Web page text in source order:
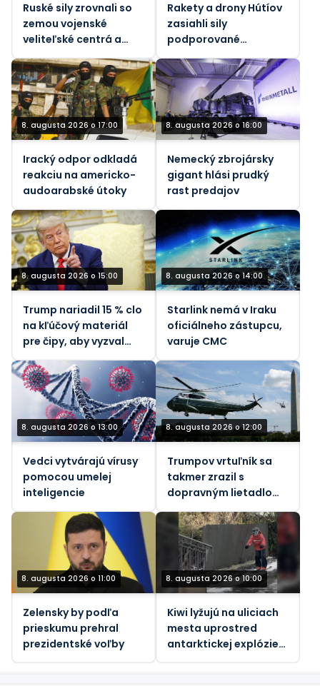
Ruské sily zrovnali so
zemou vojenské
veliteľské centrá a
infraštruktúru Kyjeva
Rakety a drony Hútíov
zasiahli sily
podporované
Saudskou Arábiou v
Jemene
8. augusta 2026 o 17:00
Iracký odpor odkladá
reakciu na americko-
audoarabské útoky
8. augusta 2026 o 16:00
Nemecký zbrojársky
gigant hlási prudký
rast predajov
8. augusta 2026 o 15:00
Trump nariadil 15 % clo
na kľúčový materiál
pre čipy, aby vyzval
Čínu
8. augusta 2026 o 14:00
Starlink nemá v Iraku
oficiálneho zástupcu,
varuje CMC
8. augusta 2026 o 13:00
Vedci vytvárajú vírusy
pomocou umelej
inteligencie
8. augusta 2026 o 12:00
Trumpov vrtuľník sa
takmer zrazil s
dopravným lietadlom,
informuje FAA.
8. augusta 2026 o 11:00
Zelensky by podľa
prieskumu prehral
prezidentské voľby
8. augusta 2026 o 10:00
Kiwi lyžujú na uliciach
mesta uprostred
antarktickej explózie